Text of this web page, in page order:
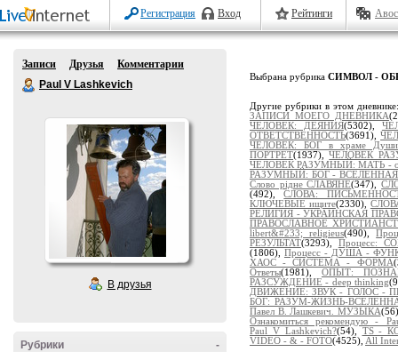
Регистрация Вход Рейтинги
Записи Друзья
Комментарии
Paul V Lashkevich
В друзья
-
Рубрики
Выбрана рубрика СИМВОЛ -
Другие рубрики в этом
ЗАПИСИ МОЕГО ДНЕВНИКА
ЧЕЛОВЕК: ДЕЯНИЯ(5302),
ОТВЕТСТВЕННОСТЬ(3691),
ЧЕЛОВЕК: БОГ в храме Души
ПОРТРЕТ(1937),ЧЕЛОВЕК
ЧЕЛОВЕК РАЗУМНЫЙ: МАТЬ -
РАЗУМНЫЙ: БОГ - ВСЕЛЕННАЯ
Слово рідне СЛАВЯНЕ(347),
(492),СЛОВА:
КЛЮЧЕВЫЕ ищите(2330),
РЕЛИГИЯ - УКРАИНСКАЯ
ПРАВОСЛАВНОЕ
libert&#233; religieus(490),
РЕЗУЛЬТАТ(3293), Процесс:
(1806), Процесс - ДУША -
ХАОС - СИСТЕМА - ФОРМА
Ответы(1981), ОПЫТ:
РАЗСУЖДЕНИЕ - deep thinking
ДВИЖЕНИЕ: ЗВУК - ГОЛОС -
БОГ: РАЗУМ-ЖИЗНЬ-
Павел В. Лашкевич. МУЗЫКА
Ознакомиться рекомендую -
Paul_V_Lashkevich?(54), TS -
VIDEO - & - FOTO(4525), All